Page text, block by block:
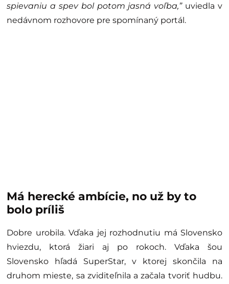
spievaniu a spev bol potom jasná voľba,”uviedla v
nedávnom rozhovore pre spomínaný portál.
Má herecké ambície, no už by to
bolo príliš
Dobre urobila. Vďaka jej rozhodnutiu má Slovensko
hviezdu, ktorá žiari aj po rokoch. Vďaka šou
Slovensko hľadá SuperStar, v ktorej skončila na
druhom mieste, sa zviditeľnila a začala tvoriť hudbu.